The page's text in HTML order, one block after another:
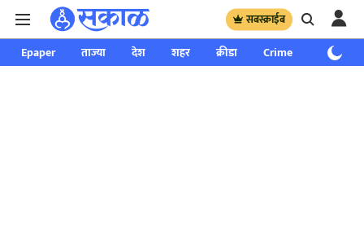
सबस्क्राईब
Epaper ताज्या देश शहर क्रीडा Crime साप्ताहिक